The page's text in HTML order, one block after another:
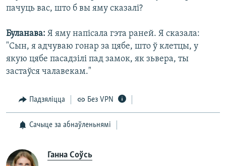
пачуць вас, што б вы яму сказалі?
Буланава: Я яму напісала гэта раней. Я сказала:
"Сын, я адчуваю гонар за цябе, што ў клетцы, у
якую цябе пасадзілі пад замок, як зьвера, ты
застаўся чалавекам."
Падзяліцца Без VPN
Сачыце за абнаўленьнямі
Ганна Соўсь